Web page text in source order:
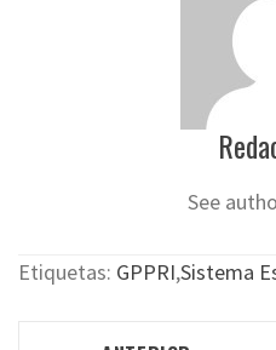
See
Etiquetas: GPPRI,Sistema